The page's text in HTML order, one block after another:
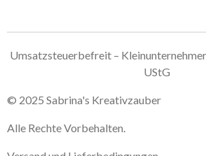
n
Umsatzsteuerbefreit –
UStG
© 2025 Sabrina's Kreativzauber
Alle Rechte Vorbehalten.